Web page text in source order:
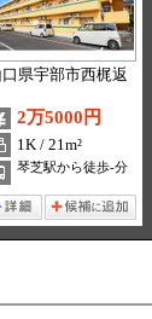
口県宇部市西梶返
2万5000円
1K / 21m²
琴芝駅から徒歩-分